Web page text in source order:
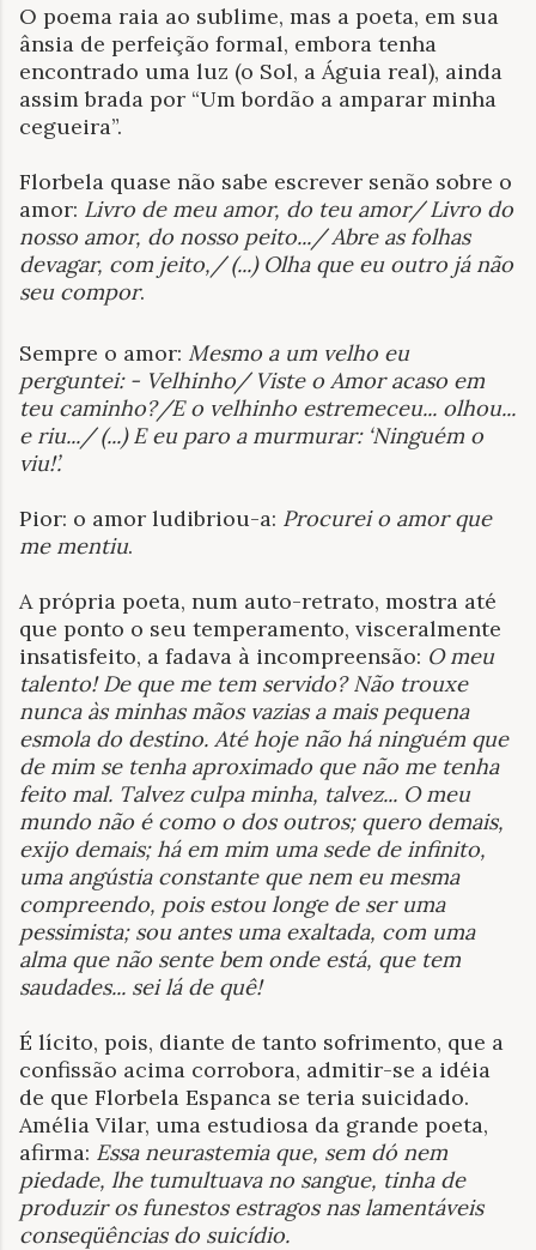
O poema raia ao sublime, mas a poeta, em sua
ânsia de perfeição formal, embora tenha
encontrado uma luz (o Sol, a Águia real), ainda
assim brada por “Um bordão a amparar minha
cegueira”.
Florbela quase não sabe escrever senão sobre o
amor: Livro de meu amor, do teu amor/ Livro do
nosso amor, do nosso peito.../ Abre as folhas
devagar, com jeito,/ (...) Olha que eu outro já não
seu compor.
Sempre o amor: Mesmo a um velho eu
perguntei: - Velhinho/ Viste o Amor acaso em
teu caminho?/E o velhinho estremeceu... olhou...
e riu.../ (...) E eu paro a murmurar: ‘Ninguém o
viu!’.
Pior: o amor ludibriou-a: Procurei o amor que
me mentiu.
A própria poeta, num auto-retrato, mostra até
que ponto o seu temperamento, visceralmente
insatisfeito, a fadava à incompreensão: O meu
talento! De que me tem servido? Não trouxe
nunca às minhas mãos vazias a mais pequena
esmola do destino. Até hoje não há ninguém que
de mim se tenha aproximado que não me tenha
feito mal. Talvez culpa minha, talvez... O meu
mundo não é como o dos outros; quero demais,
exijo demais; há em mim uma sede de infinito,
uma angústia constante que nem eu mesma
compreendo, pois estou longe de ser uma
pessimista; sou antes uma exaltada, com uma
alma que não sente bem onde está, que tem
saudades... sei lá de quê!
É lícito, pois, diante de tanto sofrimento, que a
confissão acima corrobora, admitir-se a idéia
de que Florbela Espanca se teria suicidado.
Amélia Vilar, uma estudiosa da grande poeta,
afirma: Essa neurastemia que, sem dó nem
piedade, lhe tumultuava no sangue, tinha de
produzir os funestos estragos nas lamentáveis
conseqüências do suicídio.